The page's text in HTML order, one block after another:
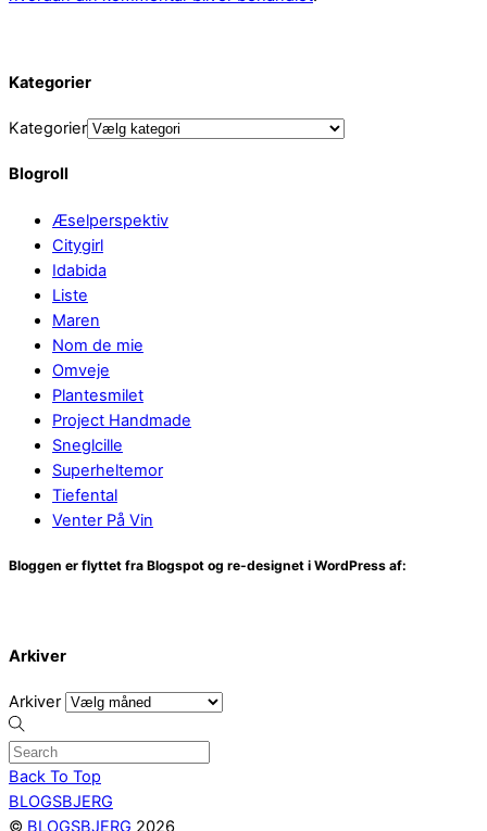
Kategorier
Kategorier
Blogroll
Æselperspektiv
Citygirl
Idabida
Liste
Maren
Nom de mie
Omveje
Plantesmilet
Project Handmade
Sneglcille
Superheltemor
Tiefental
Venter På Vin
Bloggen er flyttet fra Blogspot og re-designet i WordPress af:
Arkiver
Arkiver
Back To Top
BLOGSBJERG
© BLOGSBJERG 2026